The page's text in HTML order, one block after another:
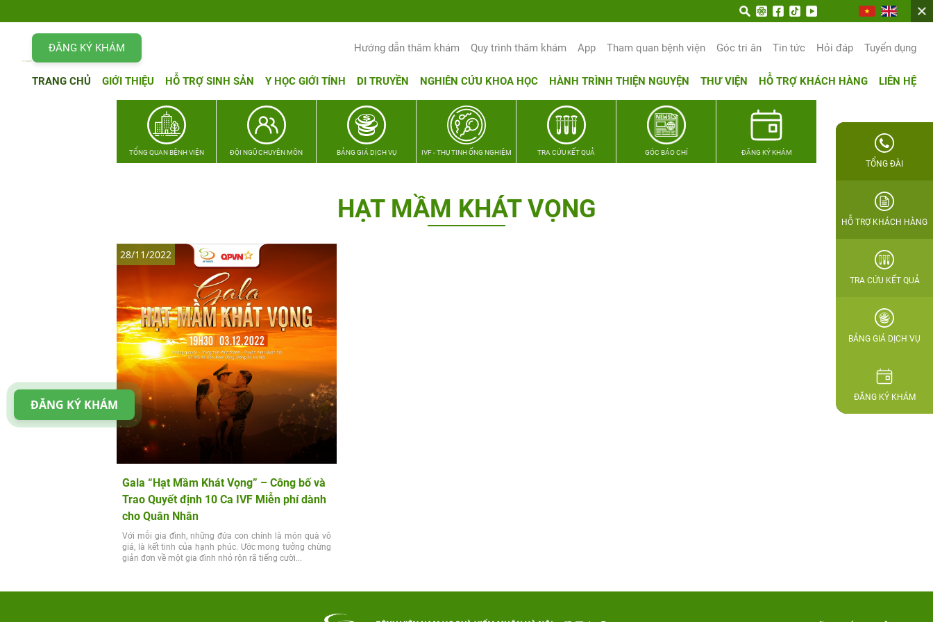
ĐĂNG KÝ KHÁM Hướng dẫn thăm khám Quy trình thăm khám App Tham quan bệnh viện Góc tri ân Tin tức Hỏi đáp Tuyển dụng
TRANG CHỦ GIỚI THIỆU HỖ TRỢ SINH SẢN Y HỌC GIỚI TÍNH DI TRUYỀN NGHIÊN CỨU KHOA HỌC HÀNH TRÌNH THIỆN NGUYỆN THƯ VIỆN HỖ TRỢ KHÁCH HÀNG LIÊN HỆ
TỔNG QUAN BỆNH VIỆN ĐỘI NGŨ CHUYÊN MÔN BẢNG GIÁ DỊCH VỤ IVF - THỤ TINH ỐNG NGHIỆM TRA CỨU KẾT QUẢ GÓC BÁO CHÍ ĐĂNG KÝ KHÁM
HẠT MẦM KHÁT VỌNG
Gala “Hạt Mầm Khát Vọng” – Công bố và
Trao Quyết định 10 Ca IVF Miễn phí dành
cho Quân Nhân
Với mỗi gia đình, những đứa con chính là món quà vô
giá, là kết tinh của hạnh phúc. Ước mong tưởng chừng
giản đơn về một gia đình nhỏ rộn rã tiếng cười...
28/11/2022
TỔNG ĐÀI
HỖ TRỢ KHÁCH HÀNG
TRA CỨU KẾT QUẢ
BẢNG GIÁ DỊCH VỤ
ĐĂNG KÝ KHÁM
ĐĂNG KÝ KHÁM